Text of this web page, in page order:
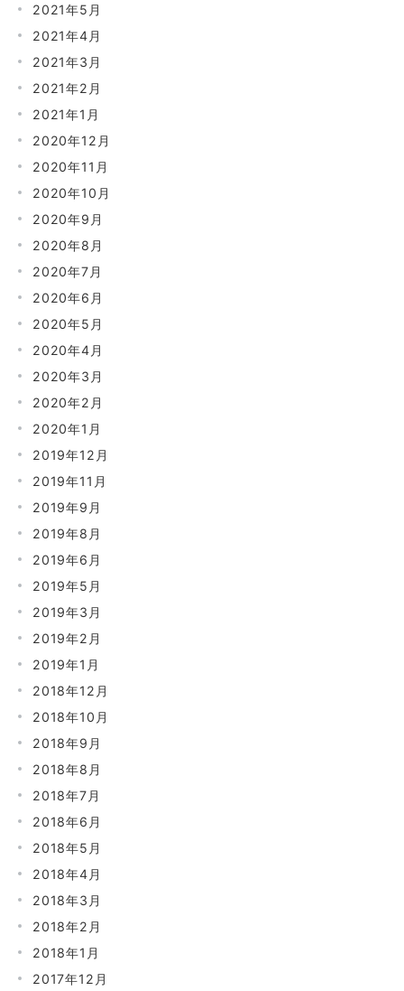
2021年5月
2021年4月
2021年3月
2021年2月
2021年1月
2020年12月
2020年11月
2020年10月
2020年9月
2020年8月
2020年7月
2020年6月
2020年5月
2020年4月
2020年3月
2020年2月
2020年1月
2019年12月
2019年11月
2019年9月
2019年8月
2019年6月
2019年5月
2019年3月
2019年2月
2019年1月
2018年12月
2018年10月
2018年9月
2018年8月
2018年7月
2018年6月
2018年5月
2018年4月
2018年3月
2018年2月
2018年1月
2017年12月